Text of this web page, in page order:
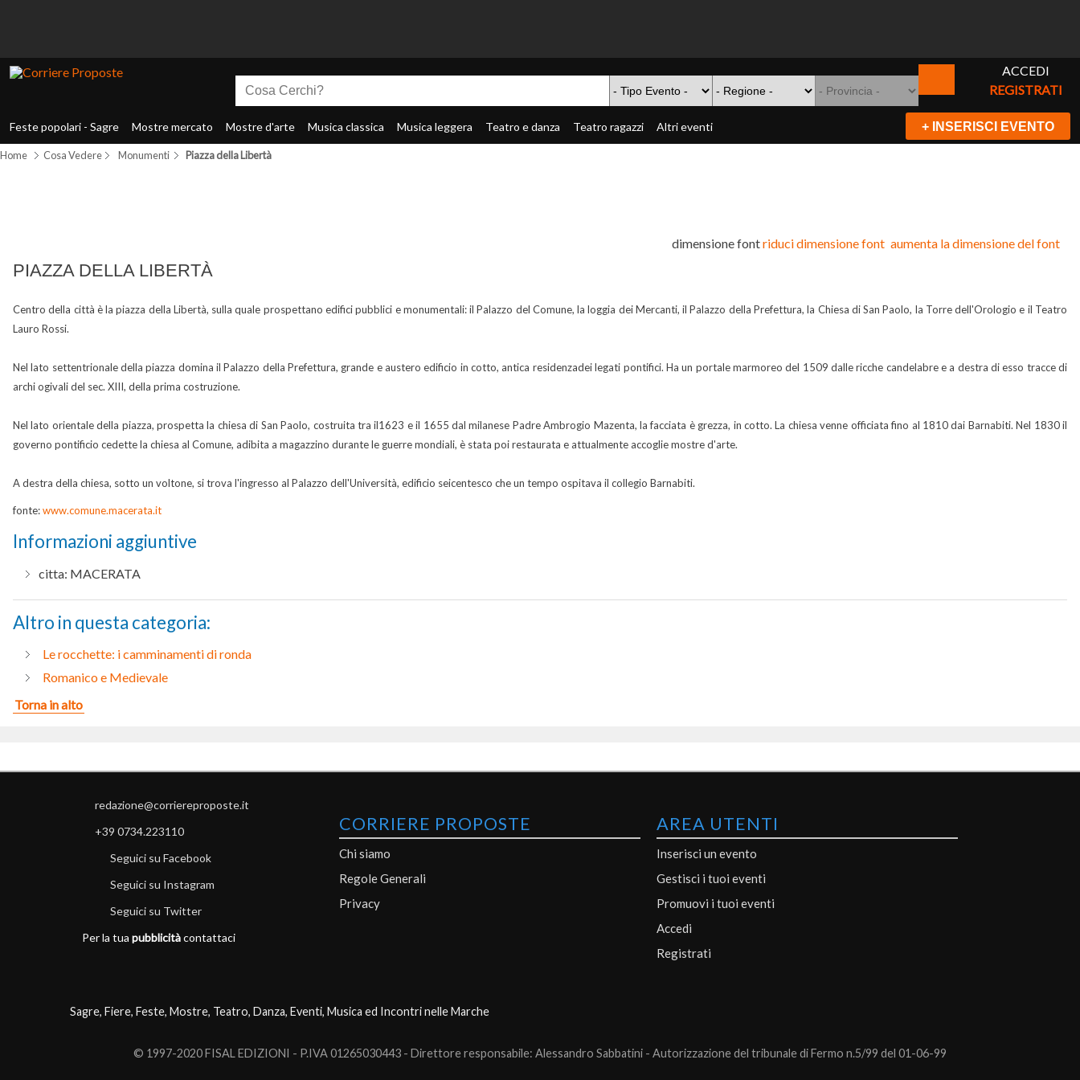
ACCEDI
REGISTRATI
Feste popolari - Sagre Mostre mercato Mostre d'arte Musica classica Musica leggera Teatro e danza Teatro ragazzi Altri eventi + INSERISCI EVENTO
Home Cosa Vedere Monumenti Piazza della Libertà
dimensione fontriduci dimensione font aumenta la dimensione del font
PIAZZA DELLA LIBERTÀ
Centro della città è la piazza della Libertà, sulla quale prospettano edifici pubblici e monumentali: il Palazzo del Comune, la loggia dei Mercanti, il Palazzo della Prefettura, la Chiesa di San Paolo, la Torre dell'Orologio e il Teatro
Lauro Rossi.
Nel lato settentrionale della piazza domina il Palazzo della Prefettura, grande e austero edificio in cotto, antica residenzadei legati pontifici. Ha un portale marmoreo del 1509 dalle ricche candelabre e a destra di esso tracce di
archi ogivali del sec. XIII, della prima costruzione.
Nel lato orientale della piazza, prospetta la chiesa di San Paolo, costruita tra il1623 e il 1655 dal milanese Padre Ambrogio Mazenta, la facciata è grezza, in cotto. La chiesa venne officiata fino al 1810 dai Barnabiti. Nel 1830 il
governo pontificio cedette la chiesa al Comune, adibita a magazzino durante le guerre mondiali, è stata poi restaurata e attualmente accoglie mostre d'arte.
A destra della chiesa, sotto un voltone, si trova l'ingresso al Palazzo dell'Università, edificio seicentesco che un tempo ospitava il collegio Barnabiti.
fonte:www.comune.macerata.it
Informazioni aggiuntive
citta: MACERATA
Altro in questa categoria:
Le rocchette: i camminamenti di ronda
Romanico e Medievale
Torna in alto
redazione@corriereproposte.it
+39 0734.223110
Seguici su Facebook
Seguici su Instagram
Seguici su Twitter
Per la tua pubblicitàcontattaci
CORRIERE PROPOSTE
Chi siamo
Regole Generali
Privacy
AREA UTENTI
Inserisci un evento
Gestisci i tuoi eventi
Promuovi i tuoi eventi
Accedi
Registrati
Sagre, Fiere, Feste, Mostre, Teatro, Danza, Eventi, Musica ed Incontri nelle Marche
© 1997-2020 FISAL EDIZIONI - P.IVA 01265030443 - Direttore responsabile: Alessandro Sabbatini - Autorizzazione del tribunale di Fermo n.5/99 del 01-06-99